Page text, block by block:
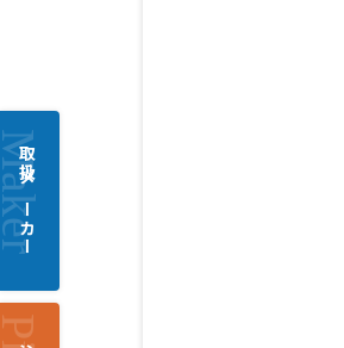
取扱メーカー